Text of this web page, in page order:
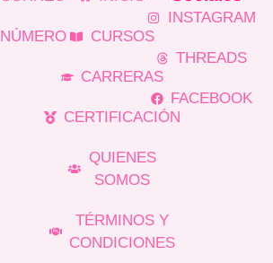
NÚMERO CURSOS
CARRERAS
CERTIFICACIÓN
QUIENES
SOMOS
TÉRMINOS Y
CONDICIONES
INSTAGRAM
THREADS
FACEBOOK